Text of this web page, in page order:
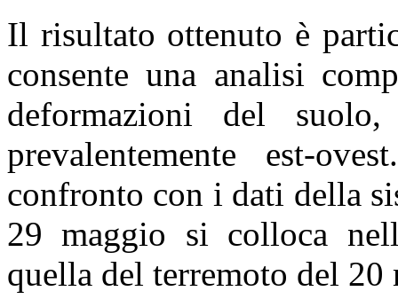
Il risultato ottenuto è
consente una analisi
deformazioni del
prevalentemente est-
confronto con i dati della
29 maggio si colloca
quella del terremoto del 20